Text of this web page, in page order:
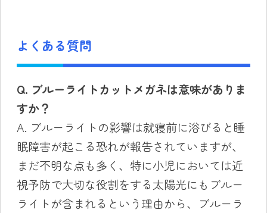
よくある質問
Q. ブルーライトカットメガネは意味がありま
すか？
A. ブルーライトの影響は就寝前に浴びると睡
眠障害が起こる恐れが報告されていますが、
まだ不明な点も多く、特に小児においては近
視予防で大切な役割をする太陽光にもブルー
ライトが含まれるという理由から、ブルーラ